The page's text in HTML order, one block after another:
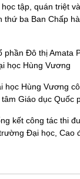
tập, quán triệt
thứ ba Ban Chấp
phần Đô thị Amata
học Hùng Vương
học Hùng Vương
Giáo dục Quốc
kết công tác thi
Đại học, Cao